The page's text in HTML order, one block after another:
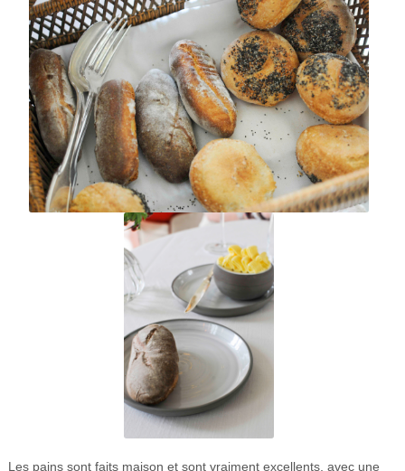
Les pains sont faits maison et sont vraiment excellents, avec une